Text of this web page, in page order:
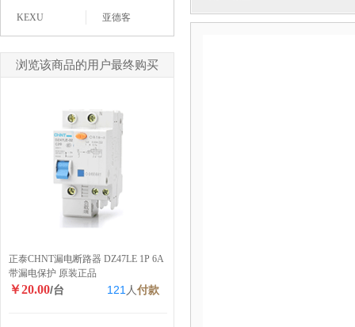
KEXU 亚德客
浏览该商品的用户最终购买
正泰CHNT漏电断路器 DZ47LE 1P 6A
带漏电保护 原装正品
￥20.00/台 121 人付款